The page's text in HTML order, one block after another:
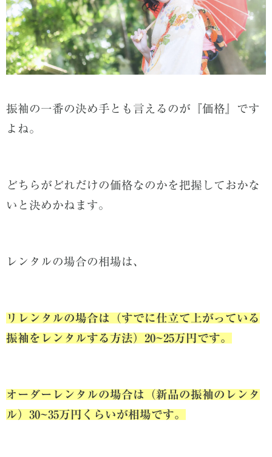
振袖の一番の決め手とも言えるのが『価格』です
よね。
どちらがどれだけの価格なのかを把握しておかな
いと決めかねます。
レンタルの場合の相場は、
リレンタルの場合は（すでに仕立て上がっている
振袖をレンタルする方法）20~25万円です。
オーダーレンタルの場合は（新品の振袖のレンタ
ル）30~35万円くらいが相場です。